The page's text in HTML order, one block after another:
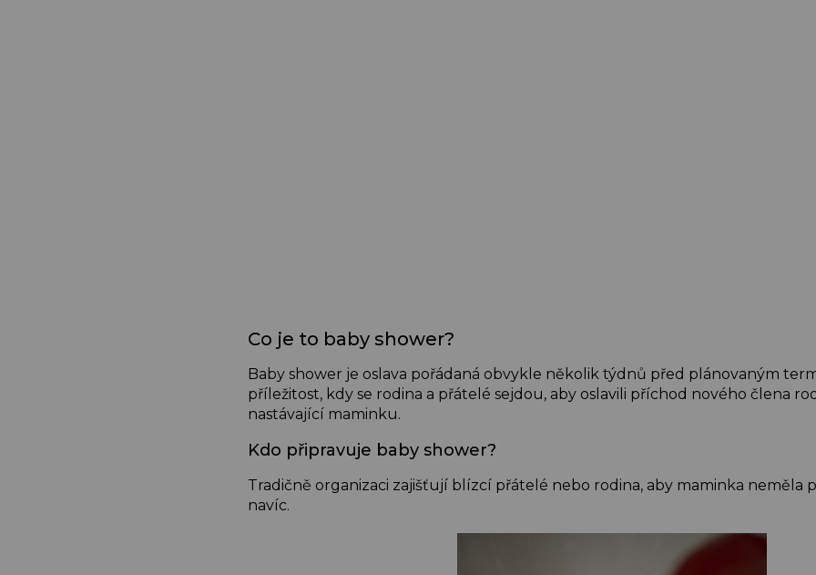
Co je to baby shower?
Baby shower je oslava pořádaná obvykle několik týdnů před plánovaným
příležitost, kdy se rodina a přátelé sejdou, aby oslavili příchod nového člena
nastávající maminku.
Kdo připravuje baby shower?
Tradičně organizaci zajišťují blízcí přátelé nebo rodina, aby maminka neměla
navíc.